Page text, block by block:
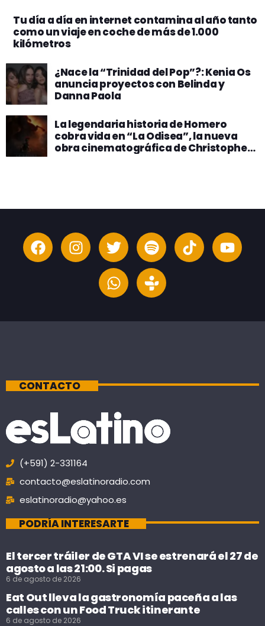
Tu día a día en internet contamina al año tanto
como un viaje en coche de más de 1.000
kilómetros
¿Nace la “Trinidad del Pop”?: Kenia Os
anuncia proyectos con Belinda y
Danna Paola
La legendaria historia de Homero
cobra vida en “La Odisea”, la nueva
obra cinematográfica de Christopher
CONTACTO
(+591) 2-331164
contacto@eslatinoradio.com
eslatinoradio@yahoo.es
PODRÍA INTERESARTE
El tercer tráiler de GTA VI se estrenará el 27 de
agosto a las 21:00. Si pagas
6 de agosto de 2026
Eat Out lleva la gastronomía paceña a las
calles con un Food Truck itinerante
6 de agosto de 2026